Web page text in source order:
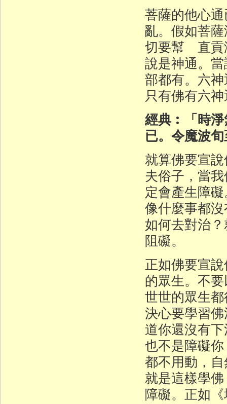
菩薩的他心
亂。假如菩
切要幫 直貢
說是神通。
部都有。六
只有佛有六
經典︰「時
已。令魔波
就算佛要宣
夫俗子，當
定會產生障
像什麼事都
如何去對治
阻礙。
正如佛要宣
的眾生。不
世世的眾生
決心要學習
道你還沒有
也不是障礙
都不用動，
就是這樣學
障礙。正如